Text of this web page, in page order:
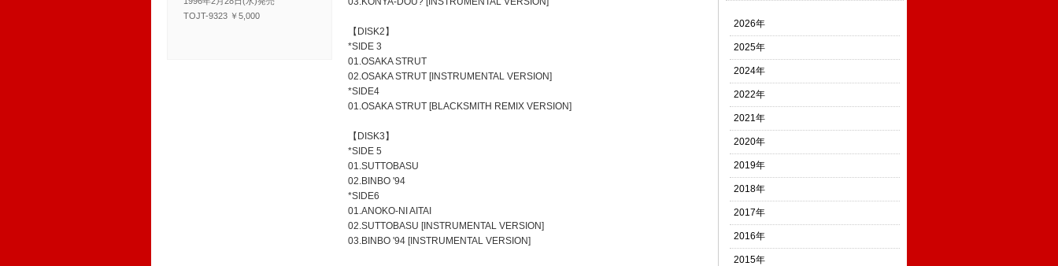
TOJT-9323 ￥5,000
【DISK2】
*SIDE 3
01.OSAKA STRUT
02.OSAKA STRUT [INSTRUMENTAL VERSION]
*SIDE4
01.OSAKA STRUT [BLACKSMITH REMIX VERSION]
【DISK3】
*SIDE 5
01.SUTTOBASU
02.BINBO '94
*SIDE6
01.ANOKO-NI AITAI
02.SUTTOBASU [INSTRUMENTAL VERSION]
03.BINBO '94 [INSTRUMENTAL VERSION]
2026年
2025年
2024年
2022年
2021年
2020年
2019年
2018年
2017年
2016年
2015年